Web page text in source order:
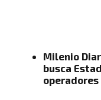
Milenio
busca
operadores